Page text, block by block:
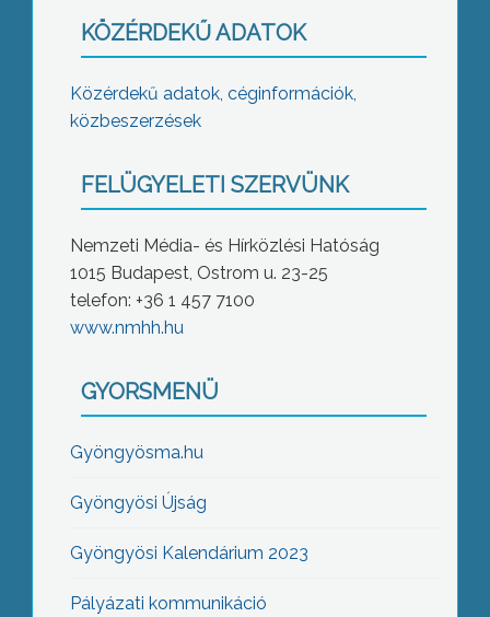
KÖZÉRDEKŰ ADATOK
Közérdekű adatok, céginformációk,
közbeszerzések
FELÜGYELETI SZERVÜNK
Nemzeti Média- és Hírközlési Hatóság
1015 Budapest, Ostrom u. 23-25
telefon: +36 1 457 7100
www.nmhh.hu
GYORSMENÜ
Gyöngyösma.hu
Gyöngyösi Újság
Gyöngyösi Kalendárium 2023
Pályázati kommunikáció